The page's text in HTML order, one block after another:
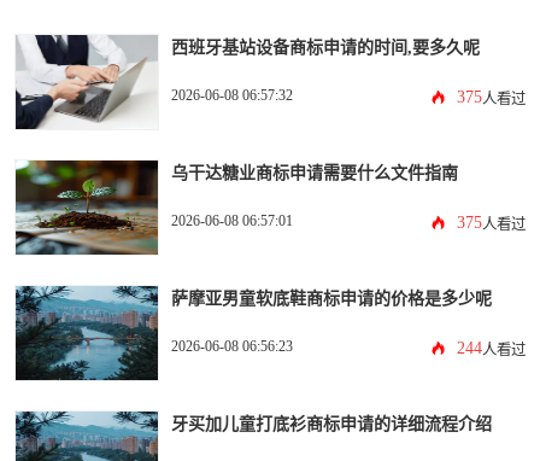
西班牙基站设备商标申请的时间,要多久呢
2026-06-08 06:57:32 375人看过
乌干达糖业商标申请需要什么文件指南
2026-06-08 06:57:01 375人看过
萨摩亚男童软底鞋商标申请的价格是多少呢
2026-06-08 06:56:23 244人看过
牙买加儿童打底衫商标申请的详细流程介绍